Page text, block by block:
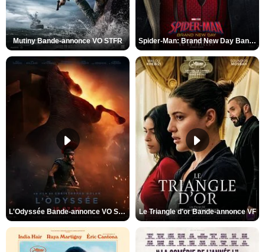
Mutiny Bande-annonce VO STFR Spider-Man: Brand New Day Bande-annonce VO STFR
L'Odyssée Bande-annonce VO STFR Le Triangle d'or Bande-annonce VF